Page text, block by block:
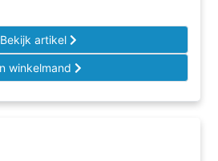
Bekijk artikel
winkelmand